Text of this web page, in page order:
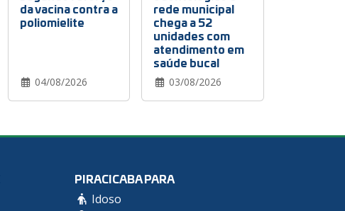
da vacina contra a
poliomielite
04/08/2026
rede municipal
chega a 52
unidades com
atendimento em
saúde bucal
03/08/2026
PIRACICABA PARA
Idoso